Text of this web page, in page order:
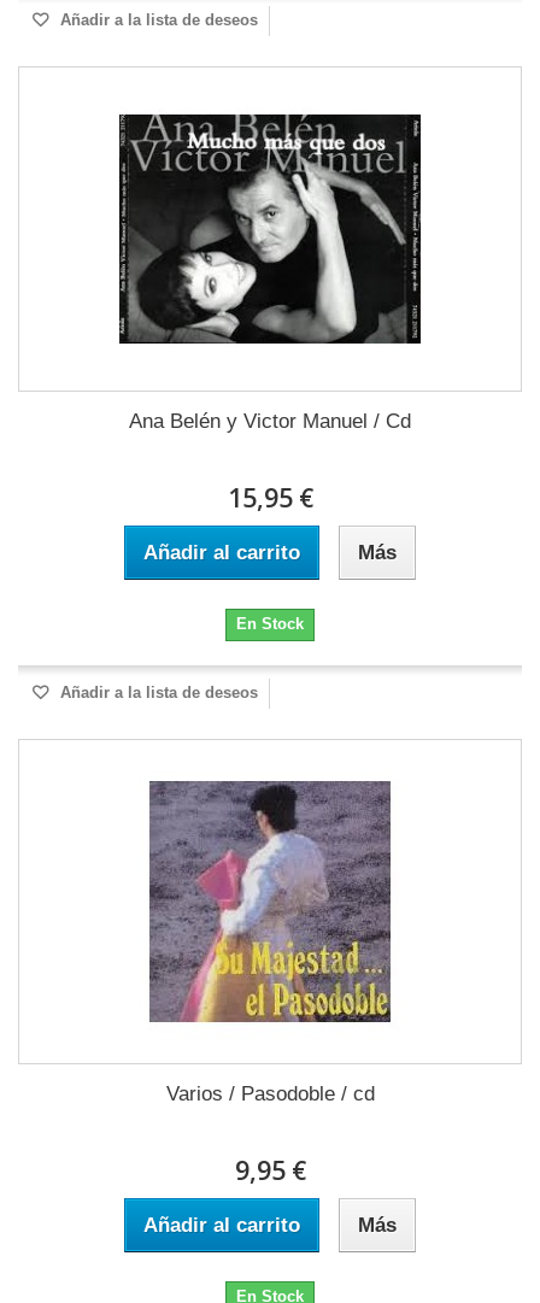
Añadir a la lista de deseos
Ana Belén y Victor Manuel / Cd
15,95 €
Añadir al carrito Más
En Stock
Añadir a la lista de deseos
Varios / Pasodoble / cd
9,95 €
Añadir al carrito Más
En Stock